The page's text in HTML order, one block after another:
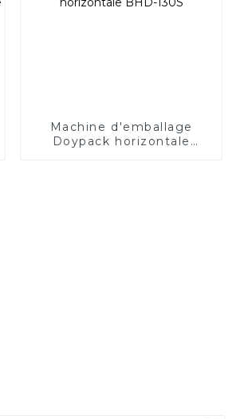
Machine d'emballage
Doypack horizontale